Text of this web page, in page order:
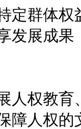
体权益
发展成
教育、
障人权的